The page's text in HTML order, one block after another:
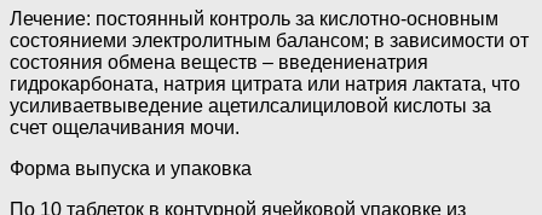
Лечение: постоянный контроль за кислотно-основным
состояниеми электролитным балансом; в зависимости от
состояния обмена веществ – введениенатрия
гидрокарбоната, натрия цитрата или натрия лактата, что
усиливаетвыведение ацетилсалициловой кислоты за
счет ощелачивания мочи.
Форма выпуска и упаковка
По 10 таблеток в контурной ячейковой упаковке из